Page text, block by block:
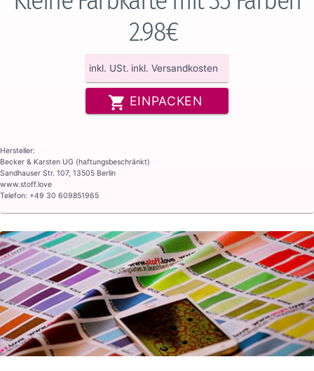
2.98€
inkl. USt. inkl. Versandkosten
EINPACKEN
Hersteller:
Becker & Karsten UG (haftungsbeschränkt)
Sandhauser Str. 107, 13505 Berlin
www.stoff.love
Telefon: +49 30 609851965